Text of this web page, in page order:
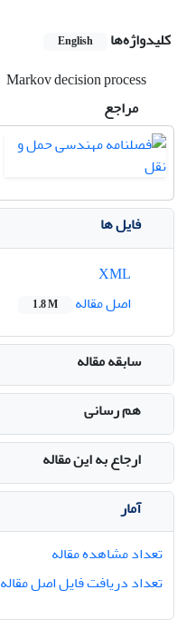
کلیدواژه‌ها
English
Markov decision process
مراجع
فایل ها
اصل مقاله
1.8 M
سابقه مقاله
هم رسانی
ارجاع به این مقاله
آمار
تعداد مشاهده مقاله
تعداد دریافت فایل اصل مقاله